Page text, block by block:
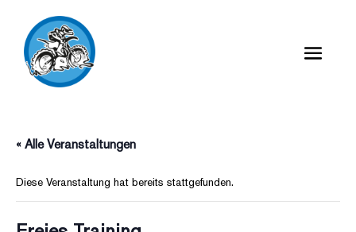
« Alle Veranstaltungen
Diese Veranstaltung hat bereits stattgefunden.